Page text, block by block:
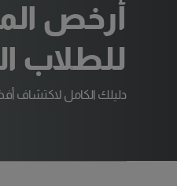
أرخص
للطلاب
دليلك الكامل لاكتشاف